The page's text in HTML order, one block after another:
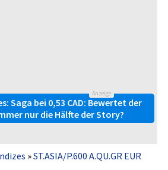
Anzeige
Saga bei 0,53 CAD: Bewertet der
nur die Hälfte der Story?
»ST.ASIA/P.600 A.QU.GR EUR